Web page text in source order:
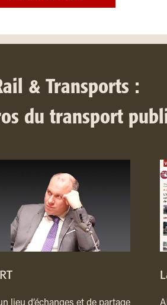
& Transports :
du transport